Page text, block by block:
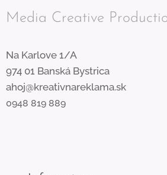
Media Creative
Na Karlove 1/A
974 01 Banská Bystrica
ahoj@kreativnareklama.sk
0948 819 889